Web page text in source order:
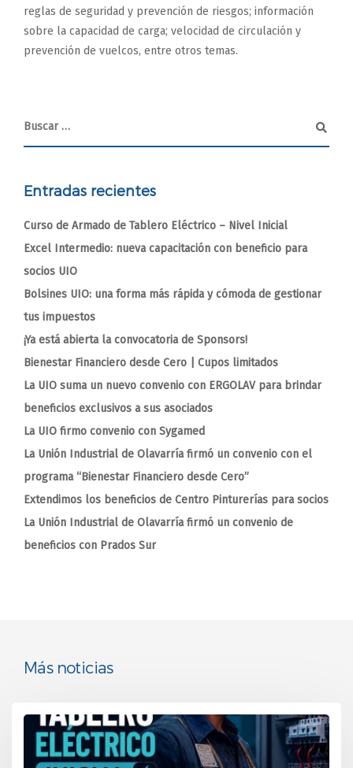
reglas de seguridad y prevención de riesgos; información
sobre la capacidad de carga; velocidad de circulación y
prevención de vuelcos, entre otros temas.
Entradas recientes
Curso de Armado de Tablero Eléctrico – Nivel Inicial
Excel Intermedio: nueva capacitación con beneficio para
socios UIO
Bolsines UIO: una forma más rápida y cómoda de gestionar
tus impuestos
¡Ya está abierta la convocatoria de Sponsors!
Bienestar Financiero desde Cero | Cupos limitados
La UIO suma un nuevo convenio con ERGOLAV para brindar
beneficios exclusivos a sus asociados
La UIO firmo convenio con Sygamed
La Unión Industrial de Olavarría firmó un convenio con el
programa “Bienestar Financiero desde Cero”
Extendimos los beneficios de Centro Pinturerías para socios
La Unión Industrial de Olavarría firmó un convenio de
beneficios con Prados Sur
Más noticias